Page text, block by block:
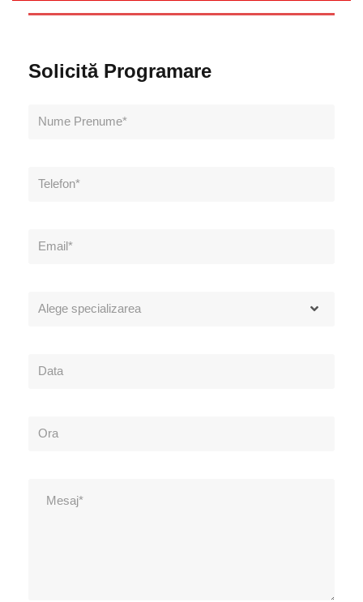
Solicită Programare